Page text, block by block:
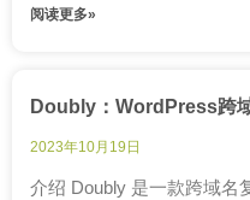
阅读更多»
Doubly：WordPress跨
2023年10月19日
介绍 Doubly 是一款跨域名